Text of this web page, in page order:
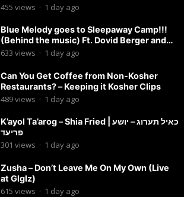
455 views · 1 day ago
Blue Melody goes to Sleepaway Camp!!!
(Behind the music) Ft. Dovid Berger and
Chaim Brown
633 views · 1 day ago
Can You Get Coffee from Non-Kosher
Restaurants? – Keeping it Kosher Clips
489views · 1 day ago
K’ayol Ta’arog – Shia Fried | כאיל תערוג – יושע
פריעד
301 views · 1 day ago
Zusha – Don’t Leave Me On My Own (Live
at Glglz)
615 views · 1 day ago